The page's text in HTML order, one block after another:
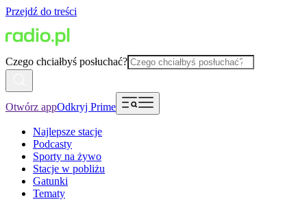
Przejdź do treści
Czego chciałbyś posłuchać?
Otwórz appOdkryj Prime
Najlepsze stacje
Podcasty
Sporty na żywo
Stacje w pobliżu
Gatunki
Tematy